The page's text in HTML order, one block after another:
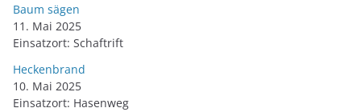
Baum sägen
11. Mai 2025
Einsatzort: Schaftrift
Heckenbrand
10. Mai 2025
Einsatzort: Hasenweg